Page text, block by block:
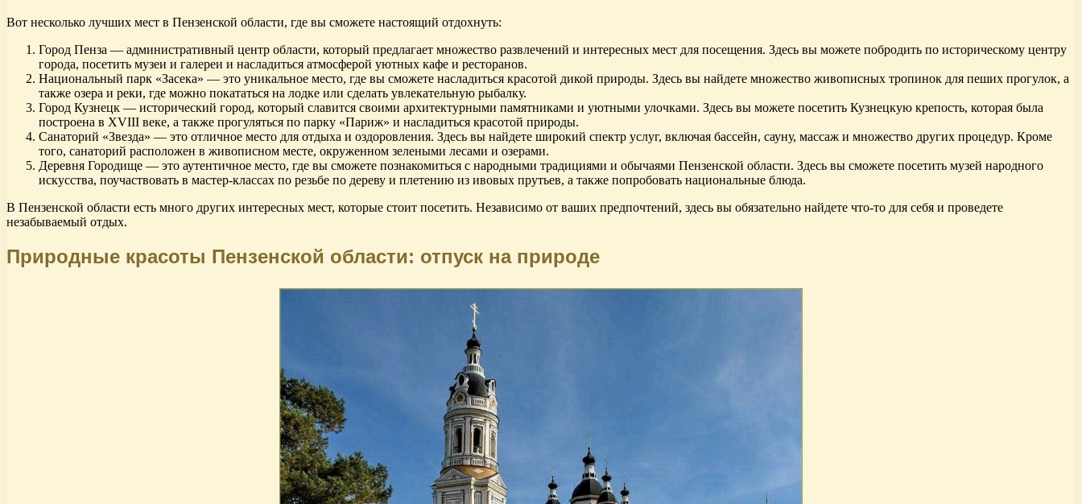
Вот несколько лучших мест в Пензенской области, где вы сможете настоящий отдохнуть:
Город Пенза — административный центр области, который предлагает множество развлечений и интересных мест для посещения. Здесь вы можете побродить по историческому центру
города, посетить музеи и галереи и насладиться атмосферой уютных кафе и ресторанов.
Национальный парк «Засека» — это уникальное место, где вы сможете насладиться красотой дикой природы. Здесь вы найдете множество живописных тропинок для пеших прогулок, а
также озера и реки, где можно покататься на лодке или сделать увлекательную рыбалку.
Город Кузнецк — исторический город, который славится своими архитектурными памятниками и уютными улочками. Здесь вы можете посетить Кузнецкую крепость, которая была
построена в XVIII веке, а также прогуляться по парку «Париж» и насладиться красотой природы.
Санаторий «Звезда» — это отличное место для отдыха и оздоровления. Здесь вы найдете широкий спектр услуг, включая бассейн, сауну, массаж и множество других процедур. Кроме
того, санаторий расположен в живописном месте, окруженном зелеными лесами и озерами.
Деревня Городище — это аутентичное место, где вы сможете познакомиться с народными традициями и обычаями Пензенской области. Здесь вы сможете посетить музей народного
искусства, поучаствовать в мастер-классах по резьбе по дереву и плетению из ивовых прутьев, а также попробовать национальные блюда.
В Пензенской области есть много других интересных мест, которые стоит посетить. Независимо от ваших предпочтений, здесь вы обязательно найдете что-то для себя и проведете
незабываемый отдых.
Природные красоты Пензенской области: отпуск на природе